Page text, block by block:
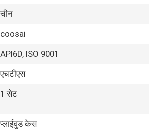
चीन
coosai
API6D, ISO 9001
एचटीएस
1 सेट
प्लाईवुड केस